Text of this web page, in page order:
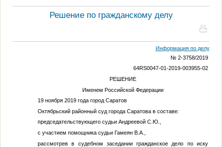
Решение по гражданскому делу
Информация по делу
№ 2-3758/2019
64RS0047-01-2019-003955-02
РЕШЕНИЕ
Именем Российской Федерации
19 ноября 2019 года город Саратов
Октябрьский районный суд города Саратова в составе:
председательствующего судьи Андреевой С.Ю.,
с участием помощника судьи Гамеян В.А.,
рассмотрев в судебном заседании гражданское дело по иску